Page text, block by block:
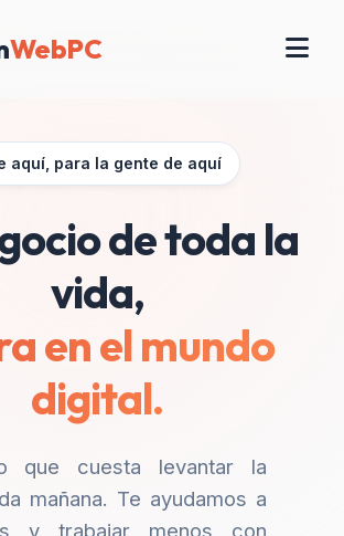
WebPC
aquí, para la gente de aquí
de toda la
vida,
en el mundo
digital.
que cuesta levantar la
mañana. Te ayudamos a
y trabajar menos con